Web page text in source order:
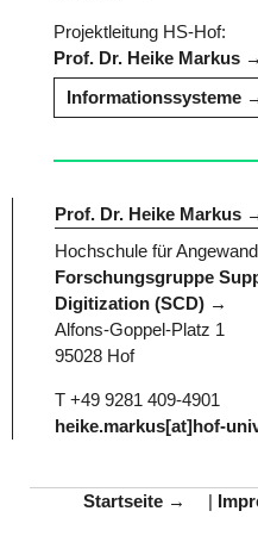
Projektleitung HS-Hof:
Prof. Dr. Heike Markus
Informationssysteme
Prof. Dr. Heike Markus
Hochschule für
Forschungsgruppe
Digitization (SCD)
Alfons-Goppel-Platz 1
95028 Hof
T +49 9281 409-4901
heike.markus[at]hof-
Startseite |